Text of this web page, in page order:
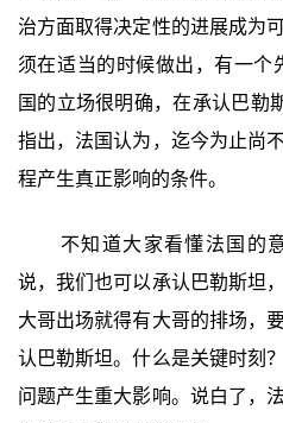
治方面取得决定性的进展成为
须在适当的时候做出，有一个
国的立场很明确，在承认巴勒
指出，法国认为，迄今为止尚
程产生真正影响的条件。
不知道大家看懂法国的
说，我们也可以承认巴勒斯坦
大哥出场就得有大哥的排场，
认巴勒斯坦。什么是关键时刻
问题产生重大影响。说白了，